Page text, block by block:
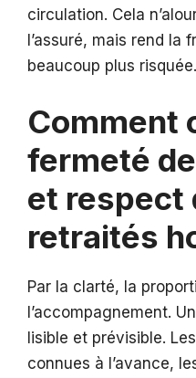
circulation. Cela
l’assuré, mais rend la
beaucoup plus
Comment
fermeté
et respect
retraités
Par la clarté, la
l’accompagnement.
lisible et prévisible.
connues à l’avance,